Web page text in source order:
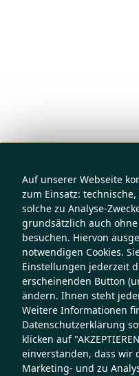
Auf unserer Webseite
zum Einsatz:
solche zu Analyse-
grundsätzlich auch ohne
besuchen. Hiervon
notwendigen Cookies.
Einstellungen jederzeit
erscheinenden Button
ändern. Ihnen steht
Weitere Informationen
Datenschutzerklärung
klicken auf
einverstanden, dass wir
Marketing- und zu